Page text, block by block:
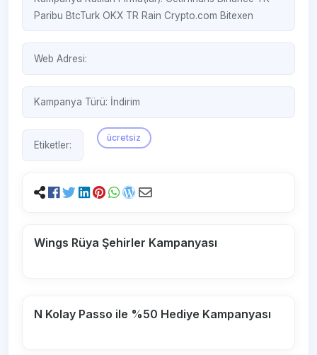
Paribu BtcTurkOKX TR RainCrypto.com Bitexen
Web Adresi:
Kampanya Türü: İndirim
Etiketler:
ücretsiz
Wings Rüya Şehirler Kampanyası
N Kolay Passo ile %50 Hediye Kampanyası